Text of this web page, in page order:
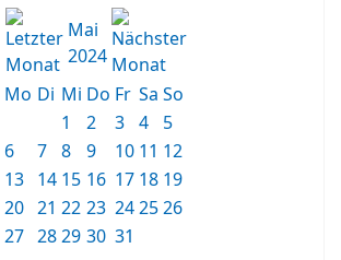
Mai
2024
Mo Di Mi Do Fr Sa So
1
2 3 4
5
6
7 8 9 10 11 12
13 14 15 16 17 18 19
20 21 22 23 242526
27 2829 30 31